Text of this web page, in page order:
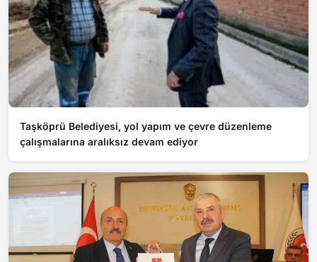
Taşköprü Belediyesi, yol yapım ve çevre düzenleme
çalışmalarına aralıksız devam ediyor